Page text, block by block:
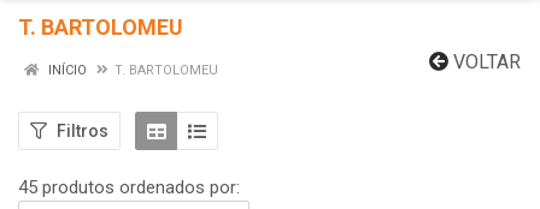
T. BARTOLOMEU
VOLTAR
INÍCIO T. BARTOLOMEU
Filtros
45 produtos ordenados por: